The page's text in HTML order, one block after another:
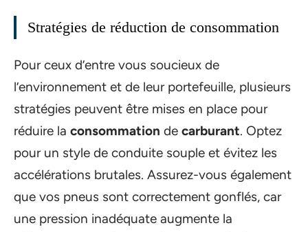
Stratégies de réduction de consommation
Pour ceux d’entre vous soucieux de
l’environnement et de leur portefeuille, plusieurs
stratégies peuvent être mises en place pour
réduire la consommation de carburant. Optez
pour un style de conduite souple et évitez les
accélérations brutales. Assurez-vous également
que vos pneus sont correctement gonflés, car
une pression inadéquate augmente la